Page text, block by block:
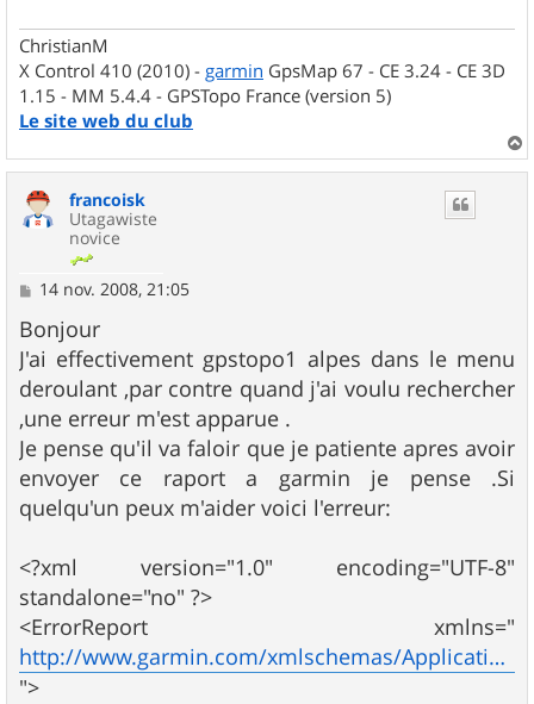
ChristianM
X Control 410 (2010) - garmin GpsMap 67 - CE 3.24 - CE 3D
1.15 - MM 5.4.4 - GPSTopo France (version 5)
Le site web du club
a
francoisk
Utagawiste
novice
M
s
s
a
g
e
14 nov. 2008, 21:05
Bonjour
J'ai effectivement gpstopo1 alpes dans le menu
deroulant ,par contre quand j'ai voulu rechercher
,une erreur m'est apparue .
Je pense qu'il va faloir que je patiente apres avoir
envoyer ce raport a garmin je pense .Si
quelqu'un peux m'aider voici l'erreur:
<?xml version="1.0" encoding="UTF-8"
standalone="no" ?>
<ErrorReport xmlns="
http://www.garmin.com/xmlschemas/ApplicationErrors/v1
">